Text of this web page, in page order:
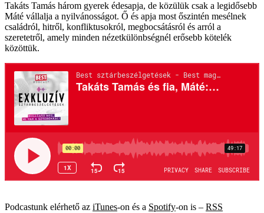
Takáts Tamás három gyerek édesapja, de közülük csak a legidősebb
Máté vállalja a nyilvánosságot. Ő és apja most őszintén mesélnek
családról, hitről, konfliktusokról, megbocsátásról és arról a
szeretetről, amely minden nézetkülönbségnél erősebb kötelék
közöttük.
Podcastunk elérhető az iTunes-on és a Spotify-on is – RSS